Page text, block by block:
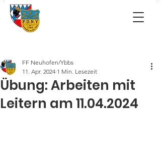
Übung: Arbeiten mit
Leitern am 11.04.2024
FF Neuhofen/Ybbs
11. Apr. 2024 1 Min. Lesezeit